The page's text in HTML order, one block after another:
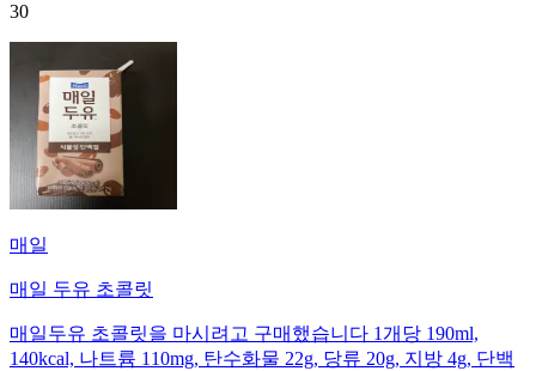
30
매일
매일 두유 초콜릿
매일두유 초콜릿을 마시려고 구매했습니다 1개당 190ml,
140kcal, 나트륨 110mg, 탄수화물 22g, 당류 20g, 지방 4g, 단백